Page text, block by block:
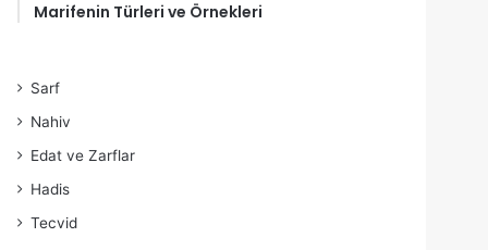
Marifenin Türleri ve Örnekleri
Sarf
Nahiv
Edat ve Zarflar
Hadis
Tecvid